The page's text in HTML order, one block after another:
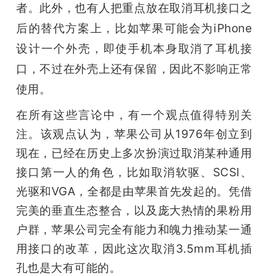
题
爱
机
者。此外，也有人把重点放在取消耳机接口之
后的替代方案上，比如苹果可能会为iPhone
设计一个外壳，即使手机本身取消了耳机接
口，不过在外壳上还有保留，因此不影响正常
使用。
在所有这些言论中，有一个观点值得特别关
注。该观点认为，苹果公司从1976年创立到
现在，已经在历史上多次扮演过取消某种通用
接口第一人的角色，比如取消软驱、SCSI、
光驱和VGA，全都是由苹果首先发起的。凭借
完美的垂直生态整合，以及庞大热情的果粉用
户群，苹果公司完全有能力和魄力推动某一通
用接口的改革，因此这次取消3.5mm耳机插
孔也是大有可能的。